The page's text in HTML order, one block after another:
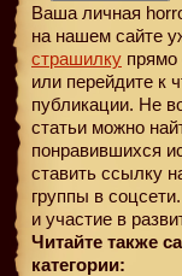
Ваша личная
на нашем сайте
страшилку прямо
или перейдите к
публикации. Не
статьи можно
понравившихся
ставить ссылку
группы в
и участие в
Читайте также
категории: